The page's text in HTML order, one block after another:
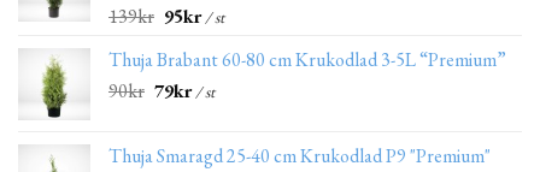
139kr 95kr/ st
Thuja Brabant 60-80 cm Krukodlad 3-5L “Premium”
90kr 79kr/ st
Thuja Smaragd 25-40 cm Krukodlad P9 "Premium"